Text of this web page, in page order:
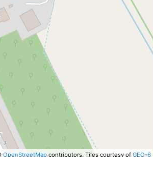
OpenStreetMapcontributors. Tiles courtesy of GEO-6